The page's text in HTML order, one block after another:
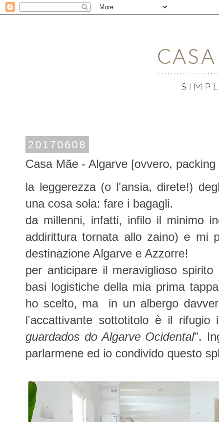
20170608
Casa Mãe - Algarve [ovvero,
la leggerezza (o l'ansia, direte!)
una cosa sola: fare i bagagli.
da millenni, infatti, infilo il minimo
addirittura tornata allo zaino) e mi
destinazione Algarve e Azzorre!
per anticipare il meraviglioso
basi logistiche della mia prima
ho scelto, ma in un albergo
l'accattivante sottotitolo è il rifugio
guardados do Algarve Ocidental".
parlarmene ed io condivido questo